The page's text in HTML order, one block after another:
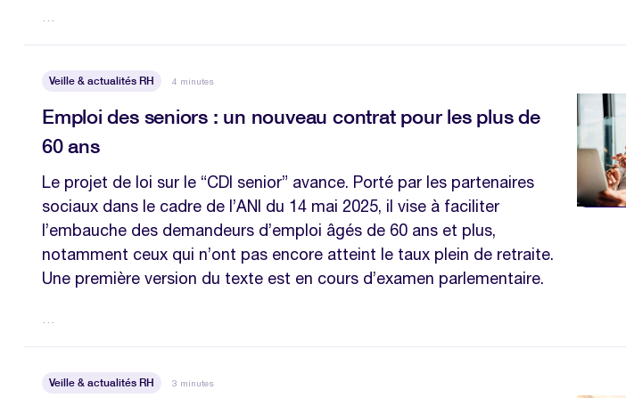
…
Veille & actualités RH 4 minutes
Emploi des seniors : un nouveau contrat pour les plus de
60 ans
Le projet de loi sur le “CDI senior” avance. Porté par les partenaires
sociaux dans le cadre de l’ANI du 14 mai 2025, il vise à faciliter
l’embauche des demandeurs d’emploi âgés de 60 ans et plus,
notamment ceux qui n’ont pas encore atteint le taux plein de retraite.
Une première version du texte est en cours d’examen parlementaire.
…
Veille & actualités RH 3 minutes